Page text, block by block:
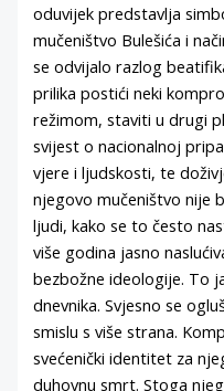
oduvijek predstavlja
mučeništvo Bulešića i
se odvijalo razlog
prilika postići neki
režimom, staviti u drugi
svijest o nacionalnoj
vjere i ljudskosti, te
njegovo mučeništvo nije
ljudi, kako se to često
više godina jasno
bezbožne ideologije. To
dnevnika. Svjesno se
smislu s više strana.
svećenički identitet za
duhovnu smrt. Stoga